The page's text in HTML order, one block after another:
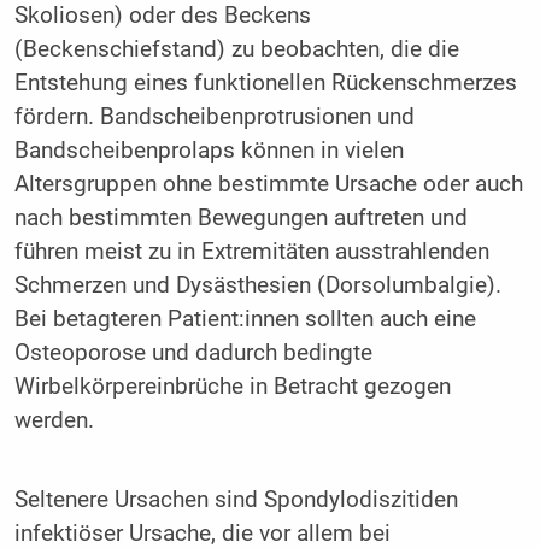
Skoliosen) oder des Beckens
(Beckenschiefstand) zu beobachten, die die
Entstehung eines funktionellen Rückenschmerzes
fördern. Bandscheibenprotrusionen und
Bandscheibenprolaps können in vielen
Altersgruppen ohne bestimmte Ursache oder auch
nach bestimmten Bewegungen auftreten und
führen meist zu in Extremitäten ausstrahlenden
Schmerzen und Dysästhesien (Dorsolumbalgie).
Bei betagteren Patient:innen sollten auch eine
Osteoporose und dadurch bedingte
Wirbelkörpereinbrüche in ­Betr­acht gezogen
werden.
Seltenere Ursachen sind Spondylodiszitiden
infektiöser Ursache, die vor allem bei